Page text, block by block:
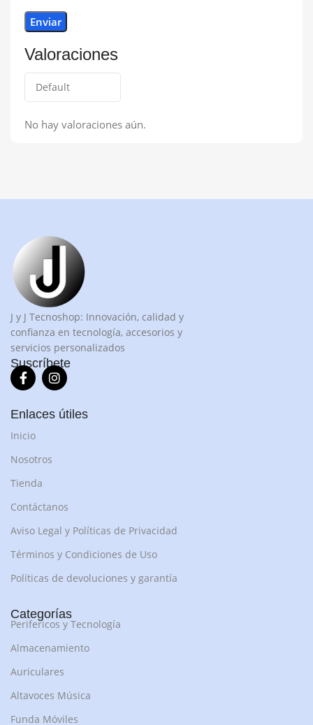
Valoraciones
No hay valoraciones aún.
J y J Tecnoshop: Innovación, calidad y
confianza en tecnología, accesorios y
servicios personalizados
Suscríbete
Enlaces útiles
Inicio
Nosotros
Tienda
Contáctanos
Aviso Legal y Políticas de Privacidad
Términos y Condiciones de Uso
Políticas de devoluciones y garantía
Categorías
Perifericos y Tecnología
Almacenamiento
Auriculares
Altavoces Música
Funda Móviles